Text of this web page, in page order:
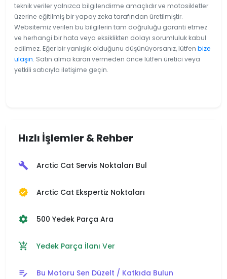
teknik veriler yalnızca bilgilendirme amaçlıdır ve motosikletler
üzerine eğitilmiş bir yapay zeka tarafından üretilmiştir.
Websitemiz verilen bu bilgilerin tam doğruluğu garanti etmez
ve herhangi bir hata veya eksiklikten dolayı sorumluluk kabul
edilmez. Eğer bir yanlışlık olduğunu düşünüyorsanız, lütfen bize
ulaşın. Satın alma kararı vermeden önce lütfen üretici veya
yetkili satıcıyla iletişime geçin.
Hızlı İşlemler & Rehber
build Arctic Cat Servis Noktaları Bul
verified Arctic Cat Ekspertiz Noktaları
settings 500 Yedek Parça Ara
add_shopping_cart Yedek Parça İlanı Ver
edit_note Bu Motoru Sen Düzelt / Katkıda Bulun